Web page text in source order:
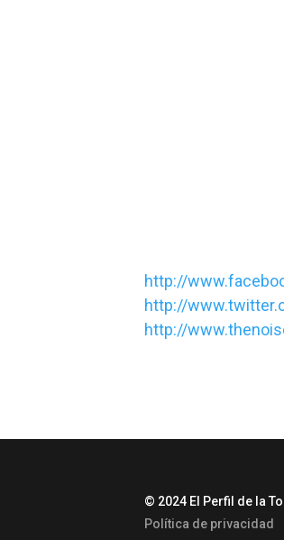
http://
http://
http://
© 2024 El Perfil de la
Política de privacidad